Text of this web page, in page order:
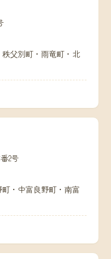
父別町・雨竜町・北
2号
・中富良野町・南富